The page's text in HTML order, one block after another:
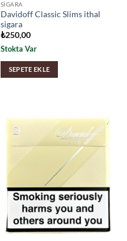
SIGARA
Davidoff Classic Slims ithal
sigara
₺250,00
Stokta Var
SEPETE EKLE